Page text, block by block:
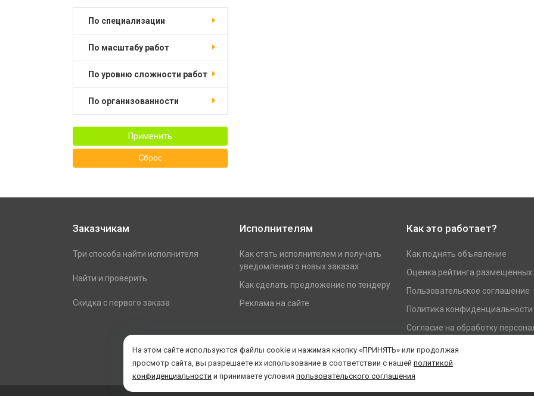
по специализации
по масштабу работ
по уровню сложности работ
по организованности
Применить
Сброс
Заказчикам
Три способа найти исполнителя
Найти и проверить
Скидка с первого заказа
Исполнителям
Как стать исполнителем и получать
уведомления о новых заказах
Как сделать предложение по тендеру
Реклама на сайте
Как это работает?
Как поднять объявление
Оценка рейтинга размещенных
Пользовательское соглашение
Политика конфиденциальности
Согласие на обработку
На этом сайте используются файлы cookie и нажимая кнопку «ПРИНЯТЬ» или продолжая
просмотр сайта, вы разрешаете их использование в соответствии с нашей политикой
конфиденциальности и принимаете условия пользовательского соглашения